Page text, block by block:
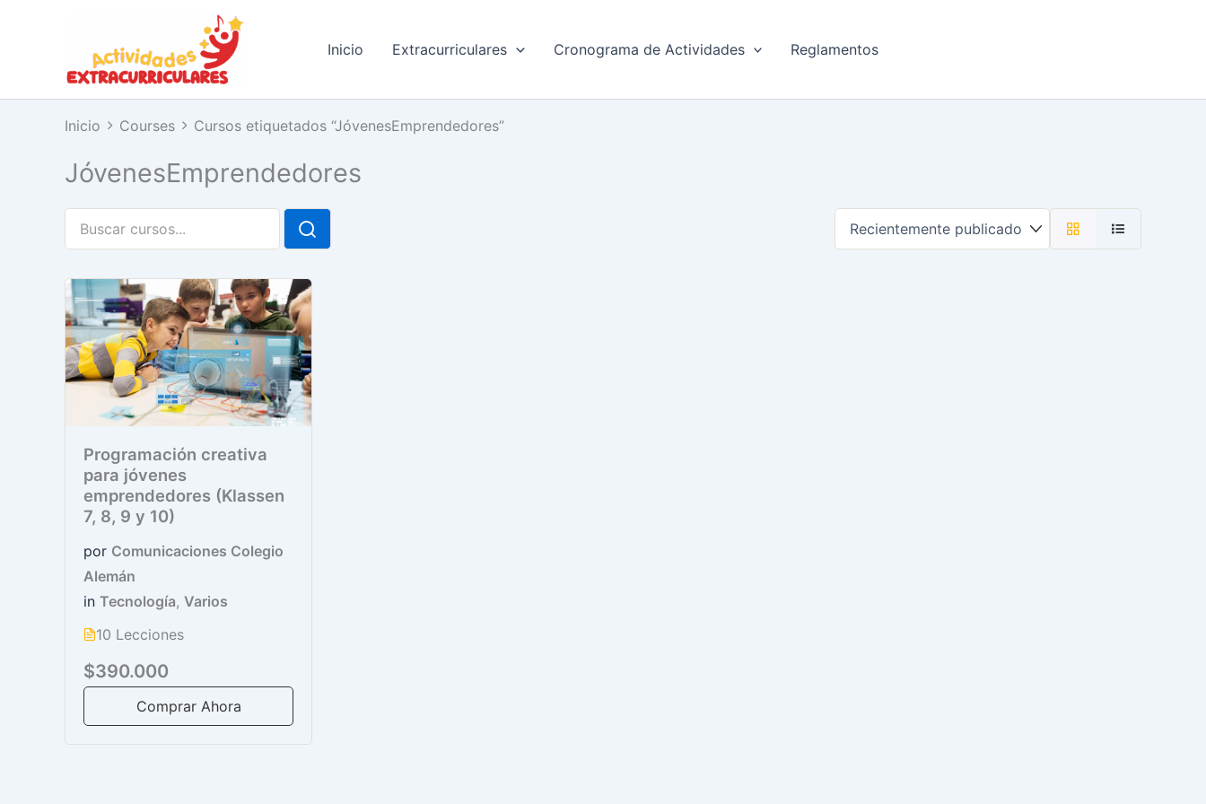
Inicio Extracurriculares Cronograma de Actividades Reglamentos
Inicio Courses Cursos etiquetados “JóvenesEmprendedores”
JóvenesEmprendedores
Programación creativa
para jóvenes
emprendedores (Klassen
7, 8, 9 y 10)
por Comunicaciones Colegio
Alemán
in Tecnología, Varios
10 Lecciones
$390.000
Comprar Ahora